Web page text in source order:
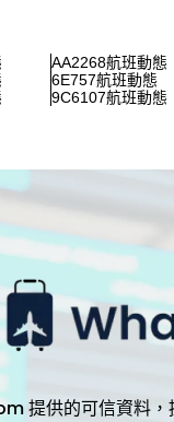
AA2268航班動態
6E757航班動態
9C6107航班動態
供的可信資料，